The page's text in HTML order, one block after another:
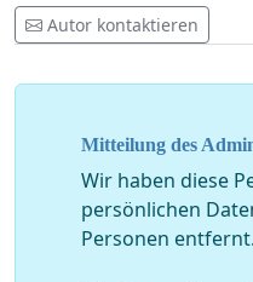
Autor kontaktieren
Mitteilung des
Wir haben diese
persönlichen
Personen entfernt.